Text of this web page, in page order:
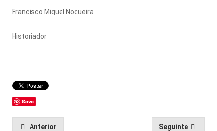
Francisco Miguel Nogueira
Historiador
Save
Anterior Seguinte